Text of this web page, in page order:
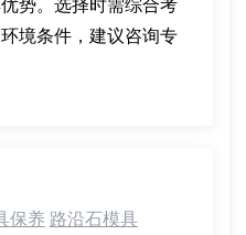
境条件，建议咨询专
保养 路沿石模具